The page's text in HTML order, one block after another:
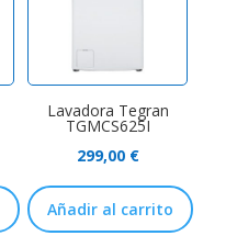
Lavadora Tegran
TGMCS625I
299,00 €
Añadir al carrito